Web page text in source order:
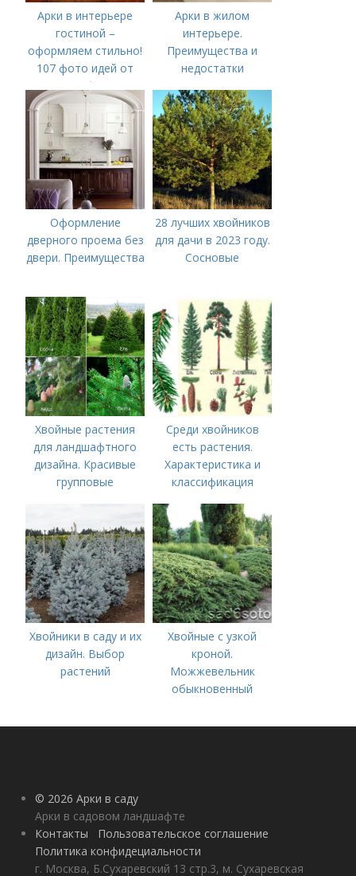
Арки в интерьере
гостиной –
оформляем стильно!
107 фото идей от
профи!
Арки в жилом
интерьере.
Преимущества и
недостатки
Оформление
дверного проема без
двери. Преимущества
28 лучших хвойников
для дачи в 2023 году.
Сосновые
Хвойные растения
для ландшафтного
дизайна. Красивые
групповые
растениями в саду
Среди хвойников
есть растения.
Характеристика и
классификация
Хвойники в саду и их
дизайн. Выбор
растений
Хвойные с узкой
кроной.
Можжевельник
обыкновенный
© 2026 Арки в саду
Арки в садовом ландшафте
Контакты
Пользовательское соглашение
Политика конфидециальности
г. Москва, Б.Сухаревский 13 стр.3, м. Сухаревская